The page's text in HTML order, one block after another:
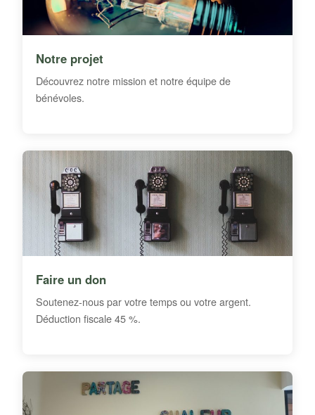
Notre projet
Découvrez notre mission et notre équipe de
bénévoles.
Faire un don
Soutenez-nous par votre temps ou votre argent.
Déduction fiscale 45 %.